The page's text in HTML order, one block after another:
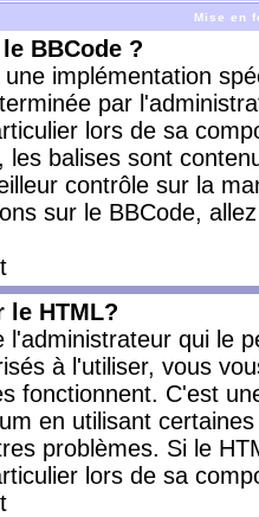
Mise en
BBCode ?
implémentation
par
lors de sa
les balises sont
contrôle sur la
sur le BBCode,
le HTML?
l'administrateur qui le
à l'utiliser, vous
fonctionnent. C'est
en utilisant
problèmes. Si le
lors de sa